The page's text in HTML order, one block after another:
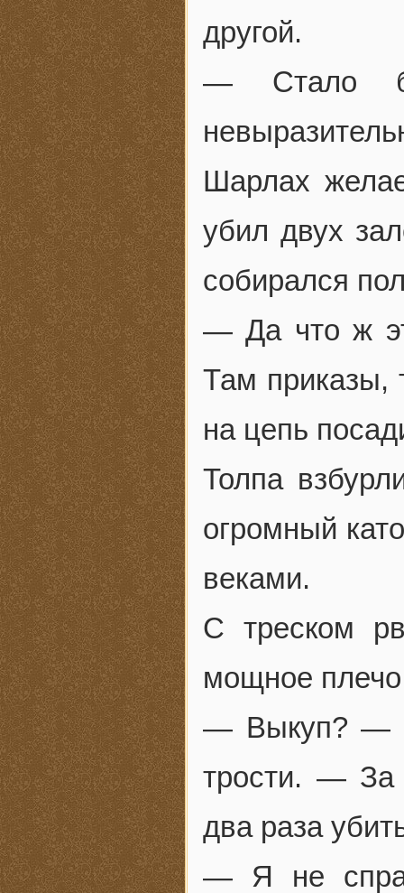
другой.
— Стало
Шарлах
убил двух
собирался
— Да что ж
Там приказы,
на цепь
Толпа
огромный
веками.
С треском
мощное
— Выкуп? —
трости. —
два раза
— Я не